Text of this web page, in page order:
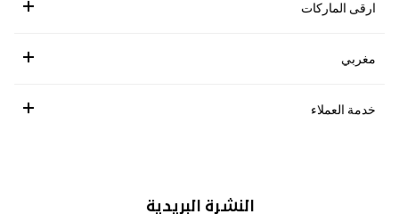
ارقى الماركات
مغربي
خدمة العملاء
النشرة البريدية